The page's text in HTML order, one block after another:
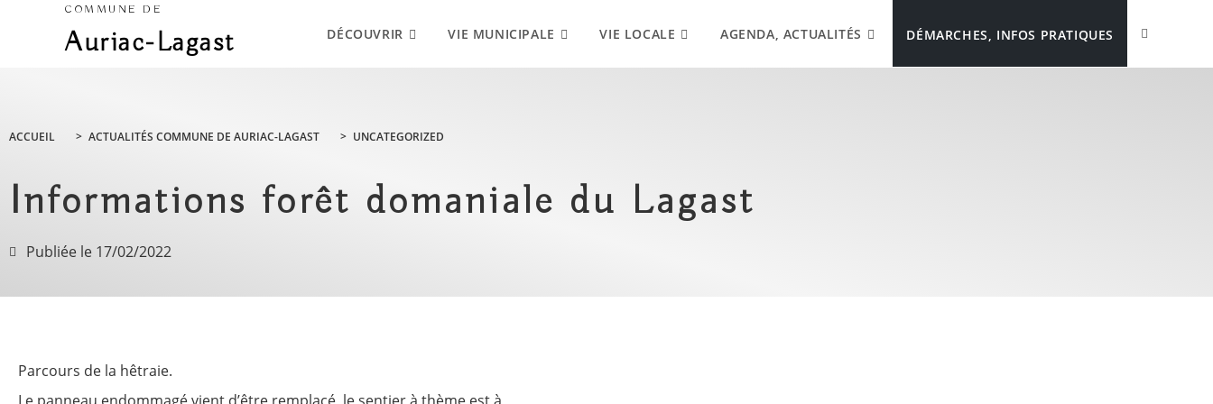
COMMUNE DE
Auriac-Lagast DÉCOUVRIR VIE MUNICIPALE VIE LOCALE AGENDA, ACTUALITÉS DÉMARCHES, INFOS PRATIQUES
ACCUEIL > ACTUALITÉS COMMUNE DE AURIAC-LAGAST > UNCATEGORIZED
Informations forêt domaniale du Lagast
Publiée le 17/02/2022
Parcours de la hêtraie.